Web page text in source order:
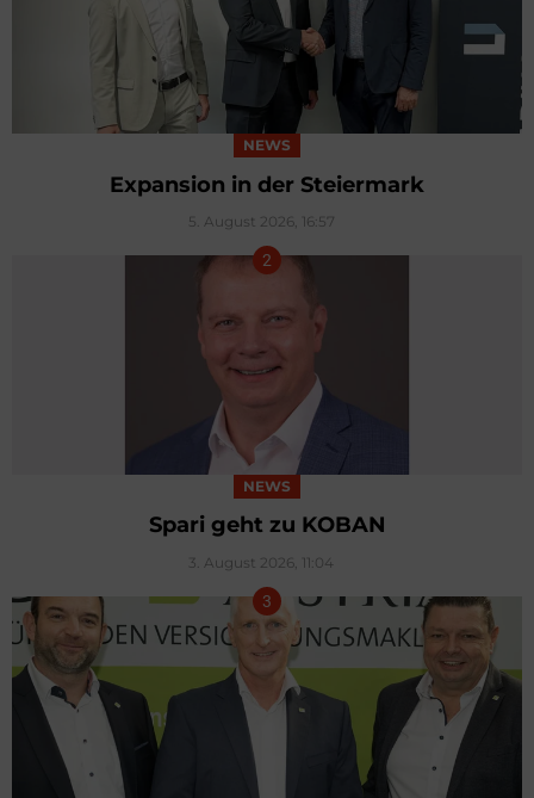
NEWS
Expansion in der Steiermark
5. August 2026, 16:57
NEWS
Spari geht zu KOBAN
3. August 2026, 11:04